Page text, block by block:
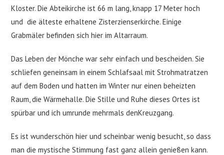
Kloster. Die Abteikirche ist 66 m lang, knapp 17 Meter hoch
und die älteste erhaltene Zisterzienserkirche. Einige
Grabmäler befinden sich hier im Altarraum.
Das Leben der Mönche war sehr einfach und bescheiden. Sie
schliefen geneinsam in einem Schlafsaal mit Strohmatratzen
auf dem Boden und hatten im Winter nur einen beheizten
Raum, die Wärmehalle. Die Stille und Ruhe dieses Ortes ist
spürbar und ich umrunde mehrmals denKreuzgang.
Es ist wunderschön hier und scheinbar wenig besucht, so dass
man die mystische Stimmung fast ganz allein genießen kann.